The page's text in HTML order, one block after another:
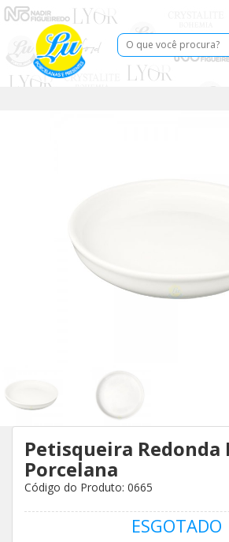
Petisqueira Redonda
Porcelana
Código do Produto: 0665
ESGOTADO